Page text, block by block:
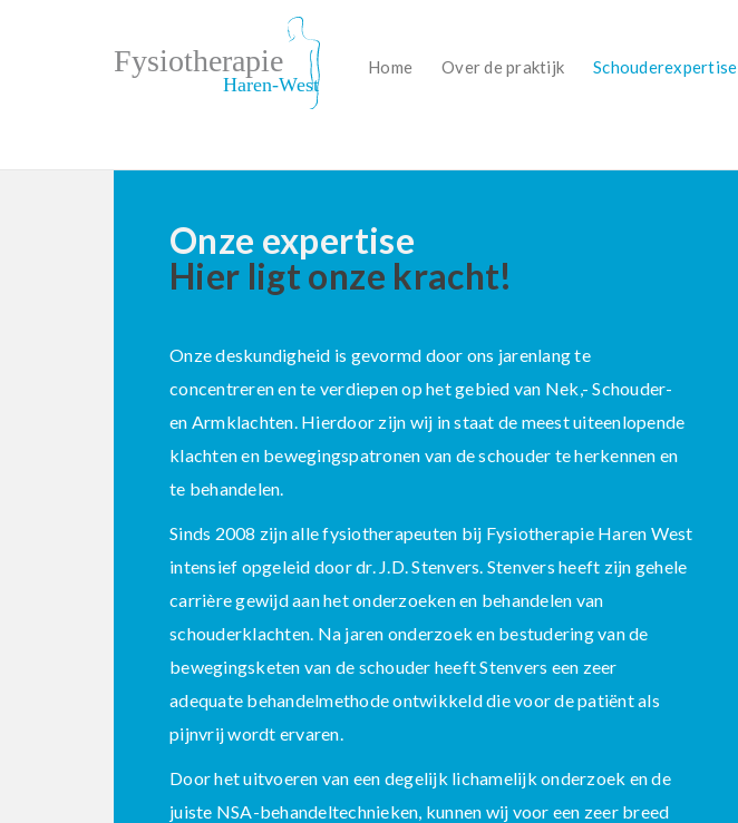
Home Over de praktijk Schouderexpertise
Onze expertise
Hier ligt onze kracht!
Onze deskundigheid is gevormd door ons jarenlang te
concentreren en te verdiepen op het gebied van Nek,- Schouder-
en Armklachten. Hierdoor zijn wij in staat de meest uiteenlopende
klachten en bewegingspatronen van de schouder te herkennen en
te behandelen.
Sinds 2008 zijn alle fysiotherapeuten bij Fysiotherapie Haren West
intensief opgeleid door dr. J.D. Stenvers. Stenvers heeft zijn gehele
carrière gewijd aan het onderzoeken en behandelen van
schouderklachten. Na jaren onderzoek en bestudering van de
bewegingsketen van de schouder heeft Stenvers een zeer
adequate behandelmethode ontwikkeld die voor de patiënt als
pijnvrij wordt ervaren.
Door het uitvoeren van een degelijk lichamelijk onderzoek en de
juiste NSA-behandeltechnieken, kunnen wij voor een zeer breed